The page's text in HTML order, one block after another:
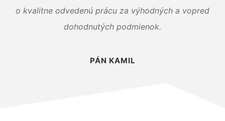
o kvalitne odvedenú prácu za výhodných a vopred
dohodnutých podmienok.
PÁN KAMIL